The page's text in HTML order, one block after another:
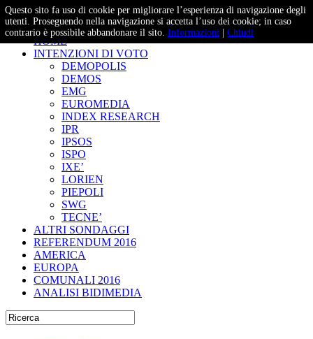
– Studi e Proiezioni Elettorali
HOME
INTENZIONI DI VOTO
DEMOPOLIS
DEMOS
EMG
EUROMEDIA
INDEX RESEARCH
IPR
IPSOS
ISPO
IXE’
LORIEN
PIEPOLI
SWG
TECNE’
ALTRI SONDAGGI
REFERENDUM 2016
AMERICA
EUROPA
COMUNALI 2016
ANALISI BIDIMEDIA
Questo sito fa uso di cookie per migliorare l’esperienza di navigazione degli
utenti. Proseguendo nella navigazione si accetta l’uso dei cookie; in caso
contrario è possibile abbandonare il sito. Informazioni Chiudi